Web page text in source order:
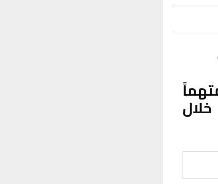
الوطني يطيح بـ 18 متهماً